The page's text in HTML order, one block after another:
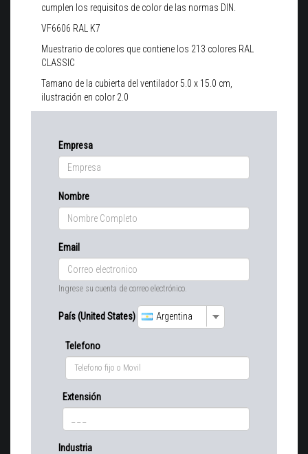
cumplen los requisitos de color de las normas DIN.
VF6606 RAL K7
Muestrario de colores que contiene los 213 colores RAL
CLASSIC
Tamano de la cubierta del ventilador 5.0 x 15.0 cm,
ilustración en color 2.0
Empresa
Nombre
Email
Ingrese su cuenta de correo electrónico.
País (United States) Argentina
Telefono
Extensión
Industria